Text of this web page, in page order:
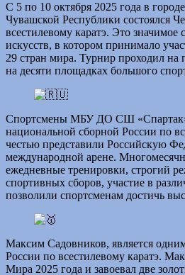
С 5 по 10 октября 2025 года в
Чувашской Республики состоялся
всестилевому каратэ. Это
искусств, в котором принимало
29 стран мира. Турнир проходил на
на десяти площадках большого
Спортсмены МБУ ДО СШ «Спартак»,
национальной сборной России по
честью представили Российскую
международной арене.
ежедневные тренировки, строгий
спортивных сборов, участие в
позволили спортсменам достичь
Максим Садовников, является
России по всестилевому каратэ.
Мира 2025 года и завоевал две